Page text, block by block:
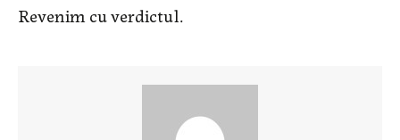
Revenim cu verdictul.